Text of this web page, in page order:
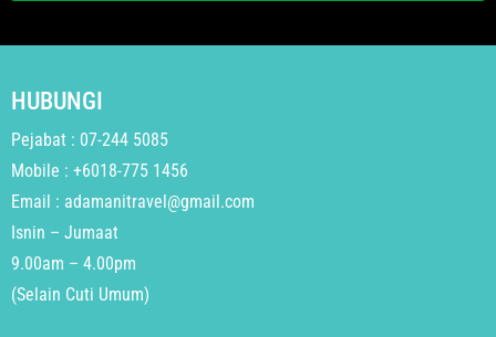
HUBUNGI
Pejabat : 07-244 5085
Mobile : +6018-775 1456
Email : adamanitravel@gmail.com
Isnin – Jumaat
9.00am – 4.00pm
(Selain Cuti Umum)